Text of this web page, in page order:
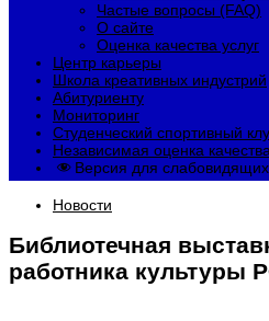
Частые вопросы (FAQ)
О сайте
Оценка качества услуг
Центр карьеры
Школа креативных индустрий
Абитуриенту
Мониторинг
Студенческий спортивный
Независимая оценка качества
Версия для слабовидящих
Новости
Библиотечная
работника культуры